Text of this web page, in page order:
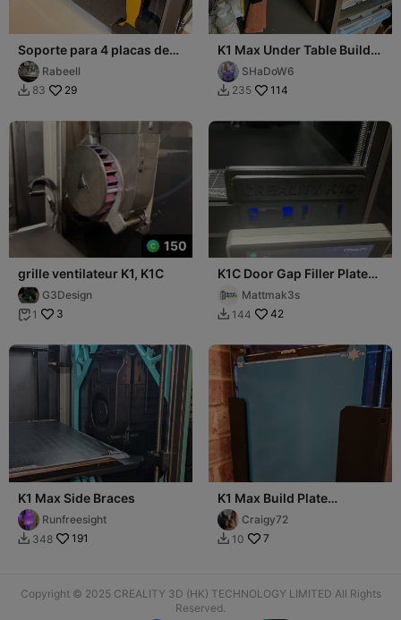
Soporte para 4 placas de
construcción + espátula K1
/ K1CRabeell
 83 29
K1 Max Under Table Build
Plate Rack
SHaDoW6
 235 114
150
grille ventilateur K1, K1C
G3Design
 1 3
K1C Door Gap Filler Plate
Version 2Mattmak3s
 144 42
K1 Max Side Braces
Runfreesight
 348 191
K1 Max Build Plate
Mounting System
Craigy72
 10 7
Copyright © 2025 CREALITY 3D (HK) TECHNOLOGY LIMITED All Rights
Reserved.